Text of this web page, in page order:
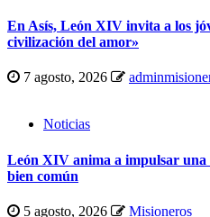
En Asís, León XIV invita a los
civilización del amor»
7 agosto, 2026
Noticias
León XIV anima a impulsar una
bien común
5 agosto, 2026 Misioneros